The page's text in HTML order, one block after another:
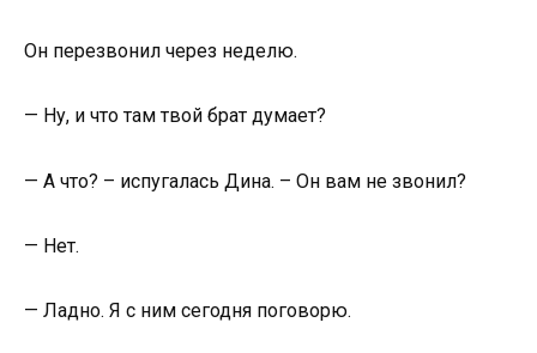
Он перезвонил через неделю.
— Ну, и что там твой брат думает?
— А что? – испугалась Дина. – Он вам не звонил?
— Нет.
— Ладно. Я с ним сегодня поговорю.